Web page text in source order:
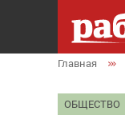
Главная
ОБЩЕСТВО